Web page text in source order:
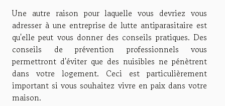
Une autre raison pour laquelle vous devriez vous
adresser à une entreprise de lutte antiparasitaire est
qu'elle peut vous donner des conseils pratiques. Des
conseils de prévention professionnels vous
permettront d'éviter que des nuisibles ne pénètrent
dans votre logement. Ceci est particulièrement
important si vous souhaitez vivre en paix dans votre
maison.